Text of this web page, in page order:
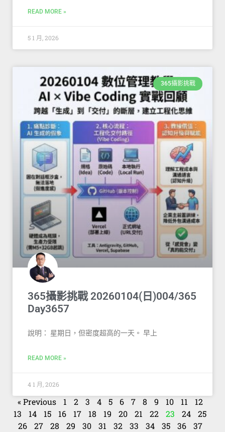
READ MORE »
5 1 月, 2026
365攝影挑戰
365攝影挑戰 20260104(日)004/365
Day3657
說明： 星期日，但密度超高的一天。 早上
READ MORE »
4 1 月, 2026
« Previous 1 2 3 4 5 6 7 8 9 10 11
12
13
14 15 16 17 18 19 20 21 22 23 24
25
26
27 28 29 30 31 32 33 34 35 36
37